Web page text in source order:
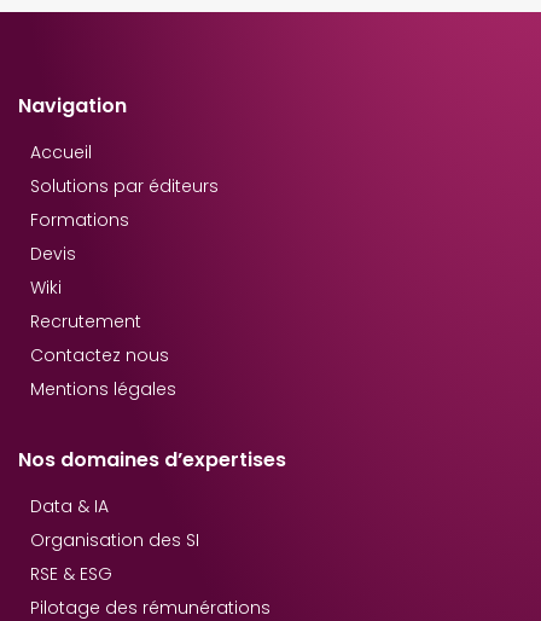
Navigation
Accueil
Solutions par éditeurs
Formations
Devis
Wiki
Recrutement
Contactez nous
Mentions légales
Nos domaines d’expertises
Data & IA
Organisation des SI
RSE & ESG
Pilotage des rémunérations